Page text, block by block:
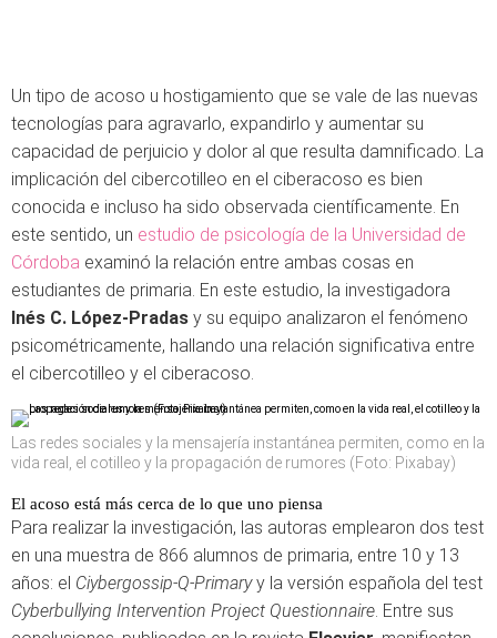
Un tipo de acoso u hostigamiento que se vale de las nuevas
tecnologías para agravarlo, expandirlo y aumentar su
capacidad de perjuicio y dolor al que resulta damnificado. La
implicación del cibercotilleo en el ciberacoso es bien
conocida e incluso ha sido observada científicamente. En
este sentido, un estudio de psicología de la Universidad de
Córdoba examinó la relación entre ambas cosas en
estudiantes de primaria. En este estudio, la investigadora
Inés C. López-Pradas y su equipo analizaron el fenómeno
psicométricamente, hallando una relación significativa entre
el cibercotilleo y el ciberacoso.
Las redes sociales y la mensajería instantánea permiten, como en la
vida real, el cotilleo y la propagación de rumores (Foto: Pixabay)
El acoso está más cerca de lo que uno piensa
Para realizar la investigación, las autoras emplearon dos test
en una muestra de 866 alumnos de primaria, entre 10 y 13
años: el Ciybergossip-Q-Primaryy la versión española del test
Cyberbullying Intervention Project Questionnaire. Entre sus